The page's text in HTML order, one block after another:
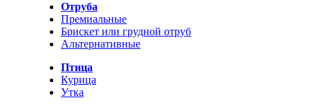
Отруба
Премиальные
Брискет или грудной отруб
Альтернативные
Птица
Курица
Утка